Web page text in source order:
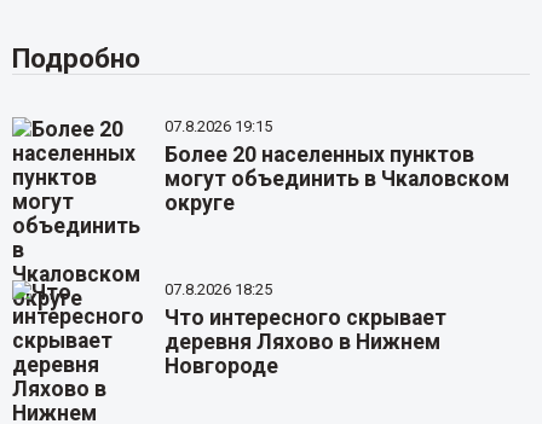
Подробно
07.8.2026 19:15
Более 20 населенных пунктов
могут объединить в Чкаловском
округе
07.8.2026 18:25
Что интересного скрывает
деревня Ляхово в Нижнем
Новгороде